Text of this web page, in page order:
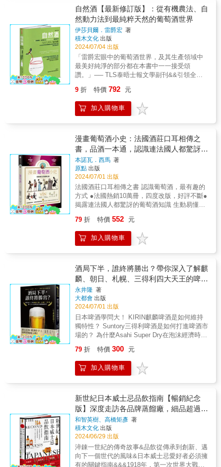
忌最美好的時代▌使徒12．醬味 #跳脫慣性思考
的發酵時間《咖啡威士忌大師課》書中精采內
容───咖啡和威士忌是看似相異卻能彼此對話
的飲品，90年代「愛爾蘭咖啡」的意外出現
後，威士忌與咖啡就此結下不解之緣，「酒吧
裡的咖啡愛好者」和「咖啡館裡的資深威咖」
以紙張為載體，多角度延伸10講主題，探討咖
啡與威士忌的共同語言，濃縮精煉成這本適合
邊喝邊讀、邊讀邊喝的生活品味之書！/// 前所
忌的10杯特調Recipe咖啡烘焙大師推薦豆單、
威士忌執杯大師精選酒單★Topic1風土及製程
賦予的獨特味道咖啡和威士忌都是農產品，想
件如何為飲品帶來生命力，又呈現出什麼樣的
香氣；以及製程中的「不完美」，為何反而能
造就飲品個性的各種緣由。★Topic2生豆處理
與威士忌用桶咖啡生豆的潛質是什麼，對於烘
焙的影響為何？烘豆師怎麼運用理科腦加上烘
豆技巧讓香氣縮放為最剛好的狀態、塑造性
格？生豆處理和威士忌的概念其實有些相似，
透過用桶為酒液加添豐富度及層次，執杯大師
也分享對於酒液熟成的看法、首席調酒師怎麼
創作調配一支酒，更進一步共同探討咖啡與威
咖啡在我們的寶島台灣，有人種咖啡、有人做
威士忌，從在地咖啡或酒液中能發掘到只屬於
這塊土地的特殊風味，此章將探討台灣威士忌
有位奇人，烘豆師將聊聊台灣咖啡農在低海拔
種出高海拔咖啡特有香氣的故事，職人的咖啡
香讓外國朋友驚艷連連！★Topic4 威士忌咖啡
的花香調「花香調」是威士忌老饕和資深咖啡
迷都極度追求的珍稀味道！執杯大師完整說明
威士忌的花香調由哪幾個製程環節產生；烘豆
冠軍也分享咖啡花香調的來由，以及透過烘焙
手法保留花香，讀完這章，你或許也開始欣賞
味「煙燻味」也是威士忌和咖啡的共同關鍵
字，從兩位風味老饕的角度探討煙燻味如何形
成，又該怎麼欣賞它、碰觸它，進而打開品飲
格局；另外我們還要談談威士忌「不同層次的
人討論的特殊風味。★Topic6 威士忌咖啡的苦
味來源咖啡的苦味是令某些人無法愛上它的原
因，但是好的苦味能留給味蕾美好的經驗，一
起聽聽烘豆師怎麼說，以及透過產地端、烘焙
端、沖煮端減少苦味感受的方法。少部分剛開
始喝威士忌的人也會覺得苦，執杯大師將分析
造成苦味的可能原因。★Topic7咖啡萃取與威
士忌品飲無論喝咖啡或威士忌，品飲者本身也
有材料快速準備出美味餐點一樣，隨時隨地即
興發揮出屬於自己的美味雞尾酒。&本書適合
「想學習調酒藝術的初學者」、「希望進階提
升調酒技能」以及「想成為獨當一面調酒師」
的讀者，透過作者的經驗分享和對調酒技術的
系統性講解，讀者將能掌握調酒的「如何」與
「為什麼」，從而提升自己的調酒技巧，將每
一杯酒都變成調酒師個人風格的表達。
從葡萄酒的迷思、品種、產地、製程，到必備
知識、選購運用、餐酒搭配，全方位解析葡萄
酒的風味祕密，用五感領略葡萄酒的魅力。書
末並附有葡萄酒小事典和品飲字彙表，方便讀
者查索參考。作者深信酒如其人，也如其生長
的一方水土。這條葡萄酒的朝聖之路充滿啟
迪、靈光與狂喜，你越是向前，風景也越深刻
入心。【完全解析葡萄酒的風味祕密】Part 1
葡萄酒的迷思 Wine Myth許多人對葡萄酒都有
幾個「誤解」，比如價格高的葡萄酒一定更好
念並不會直接影響每個人對酒的風味感受，但
正確的知識，絕對會讓你的品飲技巧更提升，
也更能自信地享受葡萄酒。Part 2 如何選購與
決定。葡萄酒也比較強調「儀式感」，葡萄酒
的專用器具很多，但它們不是為了故弄玄虛而
設計的，而是要方便你的享受而設計的。真正
知道原理，就能像個老手一樣處理和品味葡萄
酒，勾引出葡萄酒更多的味道。Part 3 葡萄酒
的必備知識 Wine Essentials你可知道，百年前
甜酒才是王道，一瓶香檳甚至可能有三分之一
都是糖！早期波爾多名莊的釀酒師最愛用的不
葡萄酒充滿驚奇和趣味，了解這些故事，不僅
品種 Grape Varieties每個品種都有其獨特的風
味和特性。談品種也必須談到產區。釀酒葡萄
有數千種，但我們日常接觸的其實不到百分之
一，只要認識十幾個基本的葡萄品種，就能抓
住葡萄酒的核心，就是學習葡萄酒的高效捷
徑！Part 5 餐酒搭配 Wine & Food Pairing葡萄
酒被認為是最適合佐餐的飲料，任何食物都能
找到一杯與其靈魂相繫的天作之合。即使沒有
侍酒師的專業搭配，還是可以透過了解餐酒的
搭配邏輯來實現。掌握一些基本原則，你也可
以完成屬於自己的神妙搭配。
硬搖盪的真意，並增加原創雞尾酒Tender 系列
的酒譜，讓所有雞尾酒愛好者能體悟到心靈之
於雞尾酒調製的奧妙。★日本亞馬遜讀者五星
好評★「喜歡雞尾酒的人會迷上的一本書。」
「讀完之後，很想遇上這樣的店／調酒師。」
「完全改變對雞尾酒的想法。是一本從外行人
到專業人士都能讀的好書。」
的樂趣。 人類史上 ➞ 喝啤酒的大好時代 1920
年美國實施禁酒令前，全美有約 4,800 家啤酒
廠，到了 70 年代，僅剩 50 家。然而，經歷了
快速的現代啤酒復興運動，今日美國有近一萬
家啤酒廠，而這波風潮也席捲全球，造就了人
類史上喝啤酒的大好時代。本書作者根據歷
史、經濟學和業內人士的採訪，帶來大量啤酒
復興運動的故事，從微型釀酒、精釀啤酒，到
獨立啤酒的風潮，提供當今啤酒的完整指南，
帶領讀者批判性地思考啤酒──這種世界上最好
有別於市面上的啤酒品飲入門，本書帶領讀者
以『實作』的觀點，認識組成啤酒的水、麥
芽、啤酒花及酵母，如何栽種、培育、加工，
明白它們彼此間的交互作用，並進一步穿梭於
現代啤酒（經常為了噱頭）加入的玲琅滿目特
色原料及人工香料間，帶領讀者探索並找到適
合自己的新啤酒，同時在個人喜好之餘，讀者
將透過啤酒的外觀、香氣、味道，以及口感，
學會辨認啤酒及其優劣，以及啤酒中可能存在
的不良風味。 歡迎光臨 ➞ 麥芽迪士尼樂園 近
代釀酒歷史、酒廠巡禮、釀酒方式的演進、啤
啤酒、瓶裝及罐裝技術，以及啤酒產業中仍存
在的歧視問題和一步步試圖更好的釀酒環境，
本書是三十年職業啤酒迷寫給『啤酒』的一封
情書，充滿故事、熱情以及期待，獻給每一位
釀酒人、啤酒品評人、啤酒迷！ 本書特色 ◎
專業啤酒評論家約翰．霍爾熱情打造啤酒入門
百科全書。 ◎ 啤酒中文譯名採用BJCP中文版
翻譯，簡明易懂。 ◎ 兼具歷史故事與啤酒知
識，寓教於樂的同時讓人興奮熱血。 ◎ 徜徉釀
酒廠及各式啤酒之間，培養獨立品評品味。 名
人推薦 毛奇 飲食作家 王鵬 酒類專家 宋培
弘 啤酒頭釀造共同創辦人暨釀酒師 林幼航
美國釀酒協會BA年會演講人 啤酒霞 知名啤
酒部落客、國際職業釀酒師 葉怡蘭 飲食生活
作家、《Yilan美食生活玩家》網站創辦人 賴奕
杰 啤酒教育者 ──好評推薦 這本書罕見地兼
具歷史故事與啤酒知識兩者，寓教於樂的同時
讓人興奮熱血，這時候就應該喝杯啤酒來解內
介紹了啤酒歷史、文化及知識，引人入勝的同
時卻令人口渴。建議你在閱讀前，要準備夠多
種類的啤酒去應付內容的絢爛。──賴奕杰 約
翰・霍爾是美國精釀界赫赫有名的啤酒專家與
作者；他擅長以幽默 、 深入簡出的筆觸解答與
介紹各種精釀啤酒相關知識與歷史；本書內含
大量霍爾與業界重要人士訪談，同時也有作者
自身獨特睿智的見解與想法。不論是對精釀啤
自然酒【最新修訂版】：從有機農法、自
然動力法到最純粹天然的葡萄酒世界
伊莎貝爾．雷爵宏 著
積木文化 出版
2024/07/04 出版
「雷爵宏眼中的葡萄酒世界，及其生產領域中
最美好純淨的部分都在本書中一一接受頌
讚。」── TLS泰晤士報文學副刊&&引領全球
選超過140款你不能錯過的自然酒單&拋開腦中
所有葡萄酒知識，從這本書開始，一起加入回
歸自然的復興運動吧！&&&獻給所有在意自己
宏，在本書中說明了為何唯有以自然派方式所
釀造的葡萄酒才是最優異而純正的。&從葡萄園
中大量噴灑農藥，到酒窖中過度使用二氧化硫
和添加物，釀酒一事變得越來越不自然。好在
還有另一種釀酒方式存在，而這正是伊莎貝爾
所倡導的。她在世 界各地推廣自然酒多年，而
由她所創辦的自然酒展「RAW WINE」現已成
功地在倫敦、柏林、紐約、洛杉磯和蒙特婁舉
辦。&雖然目前自然酒依舊沒有正式的官方定
義，但基本上是指由永續、有機（或生物動
意圖移除或添加任何東西，最多只會加入微量
二氧化硫的葡萄酒。是以古法將葡萄汁發酵成
葡萄酒的方式，也是個自然發生的過程。&不論
特風味，或者熱衷於支持小酒農，都需要多方
了解自然酒以及知道在哪裡可以找到這些葡萄
酒。這本自然酒消費者 指南解釋了釀造自然酒
所涉及的各項流程，並加入眾多酒農介紹，同
時提供 140 多款自然酒的品飲筆記，全面帶你
進入自然酒的世界。&本書最新修訂版包含更多
關於氣泡酒和橘酒的推薦和品飲筆記，以及關
於共同發酵的全新章節。&&&反璞歸真誠心推
刻意塑造的意象，反樸歸真更不是刻意而為。
透過酒杯就能夠窺視一二，再搭配這本書也許
就更能體會天地之間的能量。」── Kenny／肯
自然Can Nature負責人&&&「雷爵宏以動人與
熱情的文字寫下她眼中的「自然酒」，這絕非
一本嚴厲斥責『一般』葡萄酒有多邪惡的書。
反之，他帶領我們進入一場深入葡萄園的旅
程，那裡的葡萄園未被過度使用的除草劑與除
蟲劑汙染，那裡釀出的葡萄酒在他的眼中更有
活力、更美味，更能忠實呈現當地的風土。無
論你對自然酒抱持懷疑或深信的態度，這本書
都將大大滋養你的想法。對任何葡萄酒愛好者
來說，這絕對是一本讀來享受又不可或缺的
9 折 特價 792 元
加入購物車
漫畫葡萄酒小史：法國酒莊口耳相傳之
書，品酒一本通，認識連法國人都驚訝的
葡萄酒前世今生
本諾瓦．西馬 著
原點 出版
2024/07/01 出版
法國酒莊口耳相傳之書 認識葡萄酒，最有趣的
方式 ●法國熱銷10萬冊，四度改版，好評不斷●
揭露連法國人都驚訝的葡萄酒知識 生動易懂的
波爾多革命、美國加州到新世界葡萄酒 風土觀
念│原產地命名│品酒團體│有機革命│玫瑰紅酒
│氣泡葡萄酒 「一本醉人的、知識滿滿、高潮
本厚過一本，但此書猶如偵探小說，直抵瓶塞
內的秘密。」──屈享平│葡萄酒作家 ▎這些葡
萄酒知識，連法國人都想學？！ ●葡萄酒，一
年全球喝掉325億瓶，平均每人五瓶，連兒童和
百歲老人都包含？ ●從美索不達米亞、古希
臘、羅馬帝國、封建歐洲到穆斯林世界，為何
葡萄酒總能擄獲統治者的心？ ●隨著歐洲人征
服新世界，葡萄酒開始攻佔南半球。拓荒者花
了三百年的時間試圖改造歐洲葡萄，卻全都失
敗了。原來這段歷史正是葡萄酒全球化的開
一位來自法國的先驅尚路易．維涅、才傾全力
改變歷史。誰又是「加州葡萄酒之父」，如何
為美洲葡萄酒帶來革命性的改變？ ●澳洲不似
開始。19世紀上半葉，來自英國、蘇格蘭、德
國共十多位的實業家，如何先後將不同歐洲葡
萄品種引進澳洲？ ●美國是全球葡萄酒的最大
消費市場，全球每年消費的2000億歐元中，美
國竟佔了350億歐元？ ●葡萄酒的故事進入20世
紀，不只風味多元，更有原產地命名制度，主
要改變從法國開始？法國建立一套原產地名稱
認證系統，竟要數十年功夫！ ●對現代葡萄酒
79 折 特價 552 元
加入購物車
酒局下半，誰終將勝出？帶你深入了解麒
麟、朝日、札幌、三得利四大天王的啤酒
爭霸戰國時代
永井隆 著
大都會 出版
2024/07/01 出版
日本啤酒學問大！ KIRIN麒麟啤酒是如何維持
獨特性？ Suntory三得利啤酒是如何打進啤酒市
場的？ 為什麼Asahi Super Dry在泡沫經濟時期
酒又是如何捲土重來？ 原來啤酒麥芽比例的不
同與銷售策略大有關係？ 快跟著本書一起踏進
啤酒市場裡那些不為人知的商業祕聞吧！ 為什
然不同的角度來介紹啤酒是如何踏進日本國土
進而開枝散葉，發展出在地品牌與產品的獨創
性？除了講述歷史和發展進程，更深入解析各
大啤酒公司，如麒麟、朝日、札幌和三得利的
行銷戰略、市場定位與行銷手法等等。 &times;
「有DRY嗎？」日本啤酒史上第一款讓客人爭
相指名購買的啤酒！ 當年的朝日是如何讓全日
本陷入SUPER DRY風潮？ 在那個網路跟行動
79 折 特價 300 元
加入購物車
新世紀日本威士忌品飲指南【暢銷紀念
版】深度走訪各品牌蒸餾廠，細品超過
50支經典珍稀酒款，帶你認識從蘇格蘭
出發、邁入下一個百年新貌的日本威士忌
和智英樹、高橋矩彥 著
積木文化 出版
2024/06/29 出版
淬錬一世紀的傳奇故事&品飲從傳承到創新、邁
向下一個世代的風味&日本威士忌愛好者必須擁
有的關鍵指南&&&1918年，第一次世界大戰如